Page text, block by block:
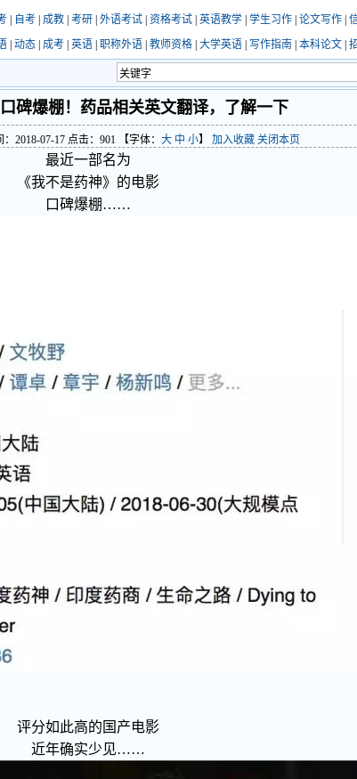
自考 成教 考研 外语考试 资格考试 英语教学 学生习作 论文写作
动态 成考 英语 职称外语 教师资格 大学英语 写作指南 本科论文
碑爆棚！药品相关英文翻译，了解一下
2018-07-17 点击： 901 【字体： 大 中 小】 加入收藏 关闭本页
最近一部名为
《我不是药神》的电影
口碑爆棚……
评分如此高的国产电影
近年确实少见……